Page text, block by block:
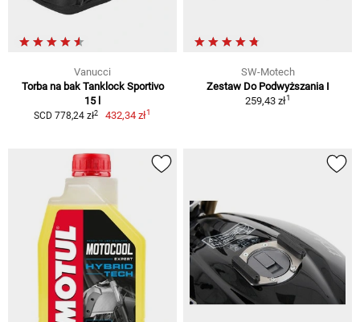
Vanucci
Torba na bak Tanklock Sportivo
15 l
SCD 778,24 zł2 432,34 zł1
SW-Motech
Zestaw Do Podwyższania I
259,43 zł1